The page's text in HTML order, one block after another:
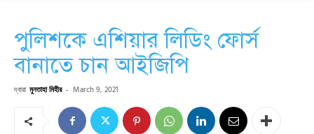
পুলিশকে এশিয়ার লিডিং ফোর্স
বানাতে চান আইজিপি
দ্বারা মুনতাহা মিহীর - March 9, 2021